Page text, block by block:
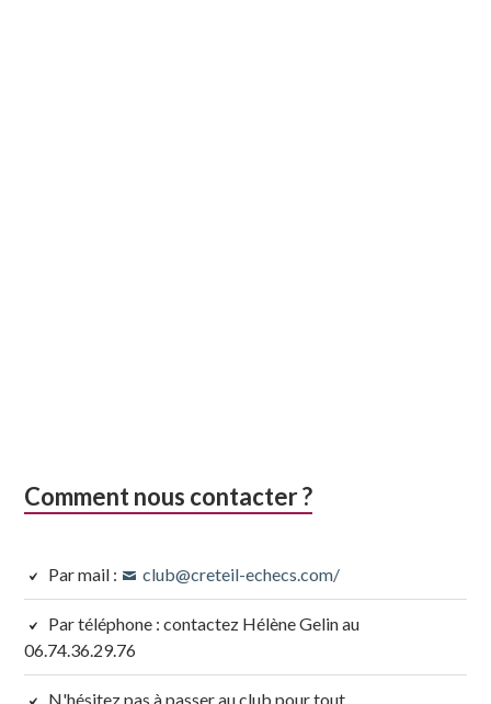
Comment nous contacter ?
Par mail : club@creteil-echecs.com/
Par téléphone : contactez Hélène Gelin au
06.74.36.29.76
N'hésitez pas à passer au club pour tout